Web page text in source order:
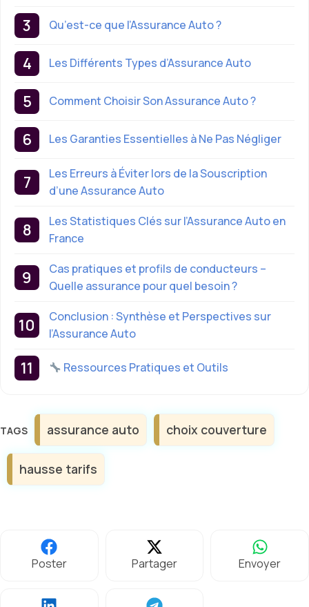
Qu’est-ce que l’Assurance Auto ?
Les Différents Types d’Assurance Auto
Comment Choisir Son Assurance Auto ?
Les Garanties Essentielles à Ne Pas Négliger
Les Erreurs à Éviter lors de la Souscription
d’une Assurance Auto
Les Statistiques Clés sur l’Assurance Auto en
France
Cas pratiques et profils de conducteurs –
Quelle assurance pour quel besoin ?
Conclusion : Synthèse et Perspectives sur
l’Assurance Auto
Ressources Pratiques et Outils
Étiquettes
assurance auto choix couverture
hausse tarifs
Poster Partager Envoyer